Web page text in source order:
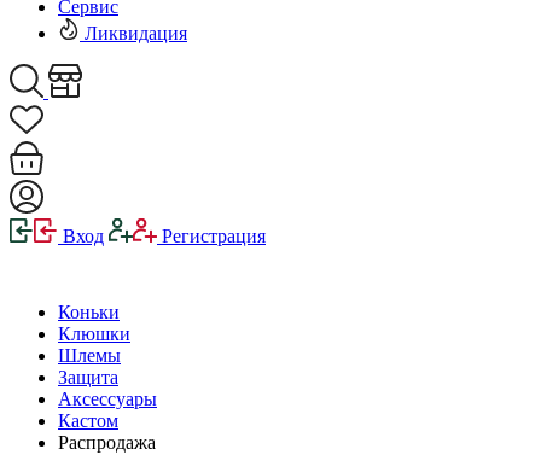
Сервис
Ликвидация
Вход Регистрация
Коньки
Клюшки
Шлемы
Защита
Аксессуары
Кастом
Распродажа